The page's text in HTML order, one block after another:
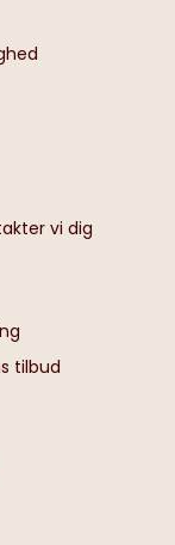
vi dig
tilbud